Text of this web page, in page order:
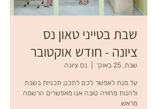
שבת בטייני טאון נס
ציונה - חודש אוקטובר
שבת, 25 באוק׳ נס ציונה
על מנת לאפשר לכם לתכנן תכניות בשבת
ולהנות מחוויה טובה אנו מאפשרים הרשמה